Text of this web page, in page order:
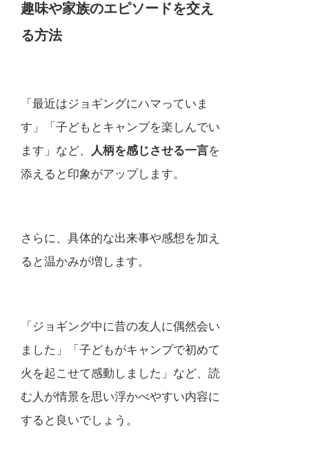
趣味や家族のエピソードを交え
る方法
「最近はジョギングにハマっていま
す」「子どもとキャンプを楽しんでい
ます」など、 人柄を感じさせる一言を
添えると印象がアップします。
さらに、具体的な出来事や感想を加え
ると温かみが増します。
「ジョギング中に昔の友人に偶然会い
ました」「子どもがキャンプで初めて
火を起こせて感動しました」など、読
む人が情景を思い浮かべやすい内容に
すると良いでしょう。